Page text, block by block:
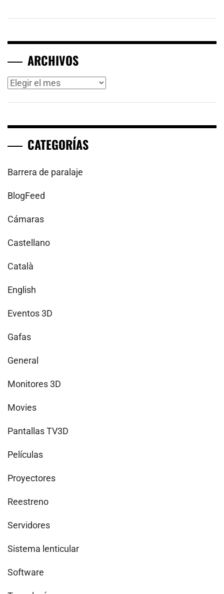
ARCHIVOS
Archivos
CATEGORÍAS
Barrera de paralaje
BlogFeed
Cámaras
Castellano
Català
English
Eventos 3D
Gafas
General
Monitores 3D
Movies
Pantallas TV3D
Películas
Proyectores
Reestreno
Servidores
Sistema lenticular
Software